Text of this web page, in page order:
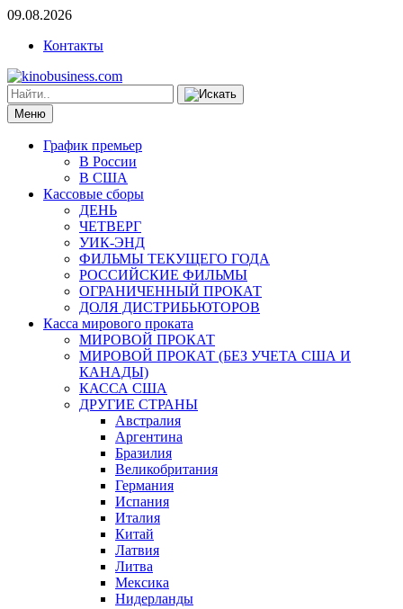
09.08.2026
Контакты
Меню
График премьер
В России
В США
Кассовые сборы
ДЕНЬ
ЧЕТВЕРГ
УИК-ЭНД
ФИЛЬМЫ ТЕКУЩЕГО ГОДА
РОССИЙСКИЕ ФИЛЬМЫ
ОГРАНИЧЕННЫЙ ПРОКАТ
ДОЛЯ ДИСТРИБЬЮТОРОВ
Касса мирового проката
МИРОВОЙ ПРОКАТ
МИРОВОЙ ПРОКАТ (БЕЗ УЧЕТА США И
КАНАДЫ)
КАССА США
ДРУГИЕ СТРАНЫ
Австралия
Аргентина
Бразилия
Великобритания
Германия
Испания
Италия
Китай
Латвия
Литва
Мексика
Нидерланды